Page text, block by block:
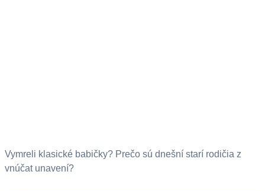
Vymreli klasické babičky? Prečo sú dnešní starí rodičia z
vnúčat unavení?